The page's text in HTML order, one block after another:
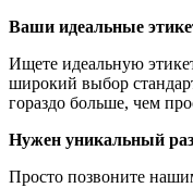
Ваши идеальные
Ищете идеальную
широкий выбор
гораздо больше, чем
Нужен уникальный
Просто позвоните